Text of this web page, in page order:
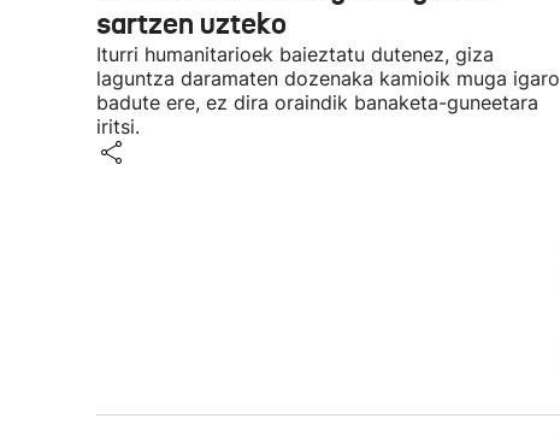
sartzen uzteko
Iturri humanitarioek baieztatu dutenez, giza
laguntza daramaten dozenaka kamioik muga igaro
badute ere, ez dira oraindik banaketa-guneetara
iritsi.